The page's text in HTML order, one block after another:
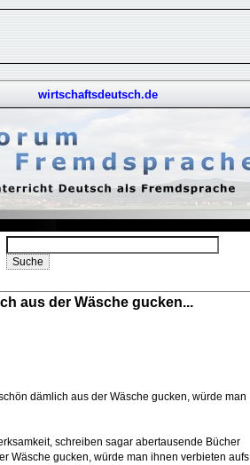
wirtschaftsdeutsch.de
aus der Wäsche gucken...
dämlich aus der Wäsche gucken, würde man
schreiben sagar abertausende Bücher
Wäsche gucken, würde man ihnen verbieten aufs